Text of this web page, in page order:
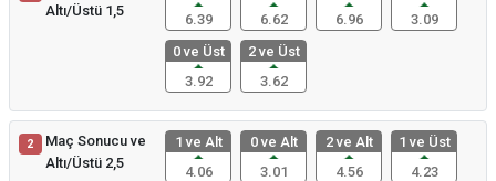
Altı/Üstü 1,5
6.39
6.62
6.96
3.09
0 ve Üst
3.92
2 ve Üst
3.62
2
Maç Sonucu ve
Altı/Üstü 2,5
1 ve Alt
4.06
0 ve Alt
3.01
2 ve Alt
4.56
1 ve Üst
4.23